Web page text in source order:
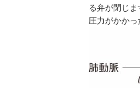
る弁が閉じ
圧力がかか